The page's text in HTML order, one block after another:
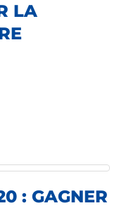
LA
: GAGNER